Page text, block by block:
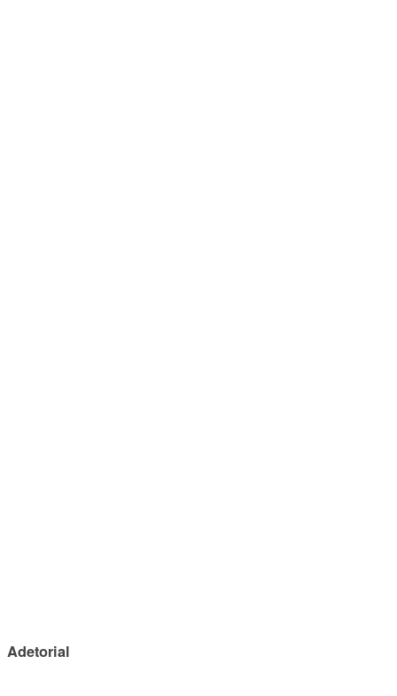
Adetorial